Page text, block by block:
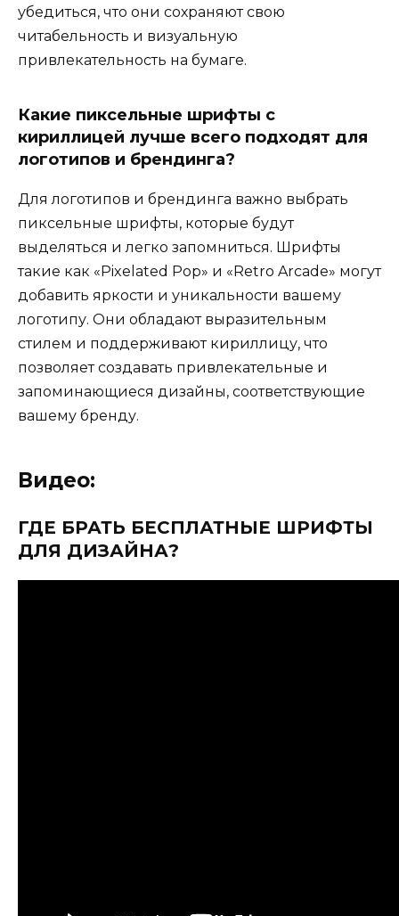
убедиться, что они сохраняют свою
читабельность и визуальную
привлекательность на бумаге.
Какие пиксельные шрифты с
кириллицей лучше всего подходят для
логотипов и брендинга?
Для логотипов и брендинга важно выбрать
пиксельные шрифты, которые будут
выделяться и легко запомниться. Шрифты
такие как «Pixelated Pop» и «Retro Arcade» могут
добавить яркости и уникальности вашему
логотипу. Они обладают выразительным
стилем и поддерживают кириллицу, что
позволяет создавать привлекательные и
запоминающиеся дизайны, соответствующие
вашему бренду.
Видео:
ГДЕ БРАТЬ БЕСПЛАТНЫЕ ШРИФТЫ
ДЛЯ ДИЗАЙНА?